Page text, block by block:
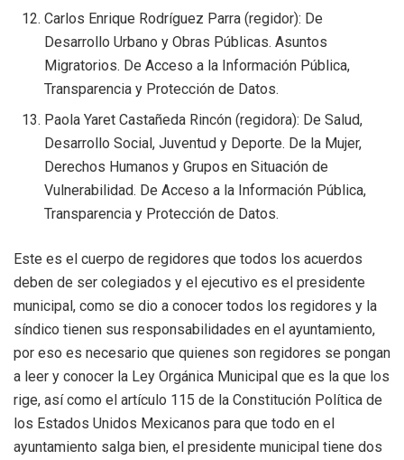
Carlos Enrique Rodríguez Parra (regidor): De
Desarrollo Urbano y Obras Públicas. Asuntos
Migratorios. De Acceso a la Información Pública,
Transparencia y Protección de Datos.
Paola Yaret Castañeda Rincón (regidora): De Salud,
Desarrollo Social, Juventud y Deporte. De la Mujer,
Derechos Humanos y Grupos en Situación de
Vulnerabilidad. De Acceso a la Información Pública,
Transparencia y Protección de Datos.
Este es el cuerpo de regidores que todos los acuerdos
deben de ser colegiados y el ejecutivo es el presidente
municipal, como se dio a conocer todos los regidores y la
síndico tienen sus responsabilidades en el ayuntamiento,
por eso es necesario que quienes son regidores se pongan
a leer y conocer la Ley Orgánica Municipal que es la que los
rige, así como el artículo 115 de la Constitución Política de
los Estados Unidos Mexicanos para que todo en el
ayuntamiento salga bien, el presidente municipal tiene dos